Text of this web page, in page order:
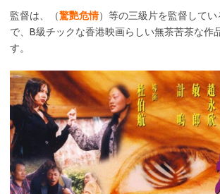
監督は、（驚艷危情）等の三級片を監督してい
で、B級チックな香港映画らしい無茶苦茶な作
す。